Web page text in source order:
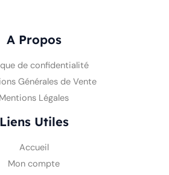
A Propos
de confidentialité
Générales de Vente
Mentions Légales
Liens Utiles
Accueil
Mon compte